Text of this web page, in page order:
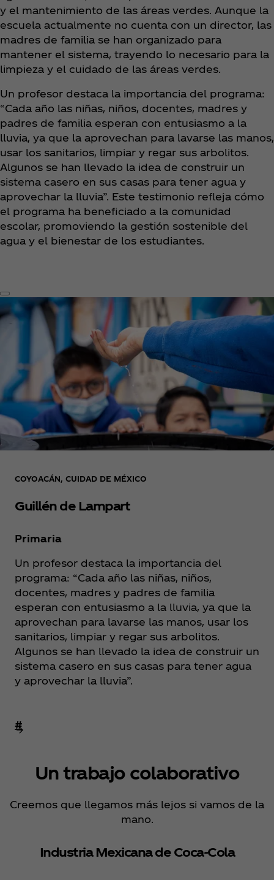
COYOACÁN, CUIDAD DE MÉXICO
Guillén de Lampart
Primaria
Un profesor destaca la importancia del
programa: “Cada año las niñas, niños,
docentes, madres y padres de familia
esperan con entusiasmo a la lluvia, ya que la
aprovechan para lavarse las manos, usar los
sanitarios, limpiar y regar sus arbolitos.
Algunos se han llevado la idea de construir un
sistema casero en sus casas para tener agua
y aprovechar la lluvia”.
#
y el mantenimiento de las áreas verdes. Aunque la
escuela actualmente no cuenta con un director, las
madres de familia se han organizado para
mantener el sistema, trayendo lo necesario para la
limpieza y el cuidado de las áreas verdes.
Un profesor destaca la importancia del programa:
“Cada año las niñas, niños, docentes, madres y
padres de familia esperan con entusiasmo a la
lluvia, ya que la aprovechan para lavarse las manos,
usar los sanitarios, limpiar y regar sus arbolitos.
Algunos se han llevado la idea de construir un
sistema casero en sus casas para tener agua y
aprovechar la lluvia”. Este testimonio refleja cómo
el programa ha beneficiado a la comunidad
escolar, promoviendo la gestión sostenible del
agua y el bienestar de los estudiantes.
Un trabajo colaborativo
Creemos que llegamos más lejos si vamos de la
mano.
Industria Mexicana de Coca‑Cola